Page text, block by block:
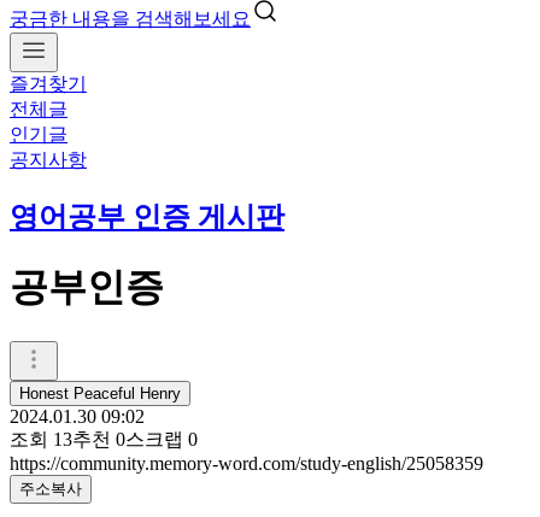
궁금한 내용을 검색해보세요
즐겨찾기
전체글
인기글
공지사항
영어공부 인증 게시판
공부인증
Honest Peaceful Henry
2024.01.30 09:02
조회 13추천 0스크랩 0
https://community.memory-word.com/study-english/25058359
주소복사